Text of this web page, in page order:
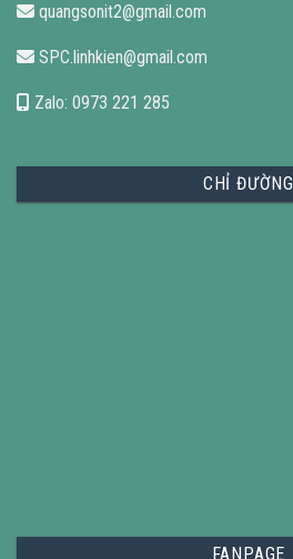
quangsonit2@gmail.com
SPC.linhkien@gmail.com
Zalo: 0973 221 285
CHỈ ĐƯỜNG
FANPAGE